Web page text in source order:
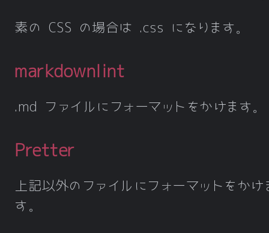
素の CSS の場合は .css になります。
markdownlint
.md ファイルにフォーマットをかけます。
Pretter
上記以外のファイルにフォーマットをかけ
す。